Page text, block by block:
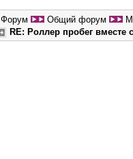
Форум Общий форум
RE: Роллер пробег